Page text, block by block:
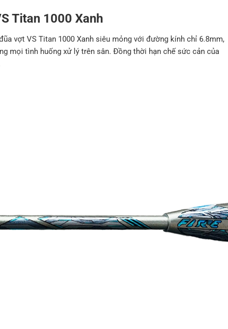
Titan 1000 Xanh
vợt VS Titan 1000 Xanh siêu mỏng với đường kính chỉ 6.8mm,
mọi tình huống xử lý trên sân. Đồng thời hạn chế sức cản của